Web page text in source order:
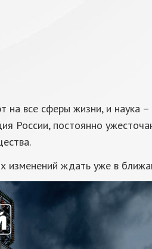
на все сферы жизни, и наука
России, постоянно
изменений ждать уже в